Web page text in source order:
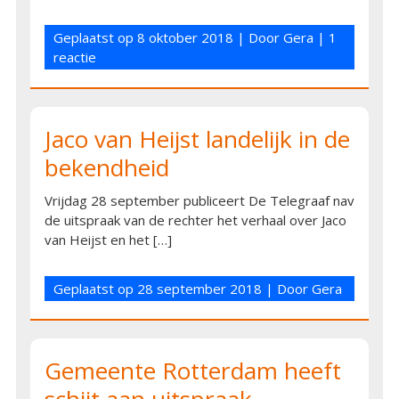
Geplaatst op 8 oktober 2018 | Door Gera | 1
reactie
Jaco van Heijst landelijk in de
bekendheid
Vrijdag 28 september publiceert De Telegraaf nav
de uitspraak van de rechter het verhaal over Jaco
van Heijst en het […]
Geplaatst op 28 september 2018 | Door Gera
Gemeente Rotterdam heeft